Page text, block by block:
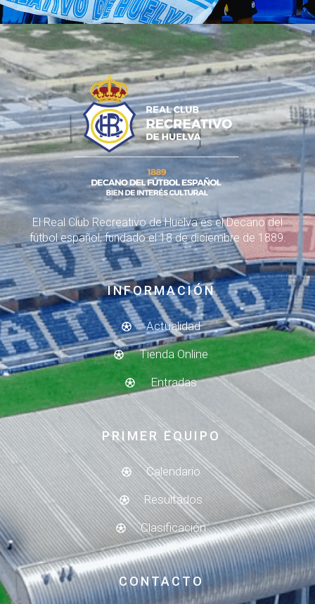
El Real Club Recreativo de Huelva es el Decano del
fútbol español, fundado el 18 de diciembre de 1889.
INFORMACIÓN
Actualidad
Tienda Online
Entradas
PRIMER EQUIPO
Calendario
Resultados
Clasificación
CONTACTO